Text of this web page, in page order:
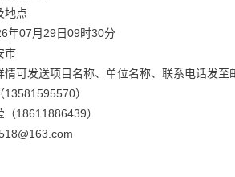
地点
年07月29日09时30分
市
情可发送项目名称、单位名称、联系电话发至
）
18611886439）